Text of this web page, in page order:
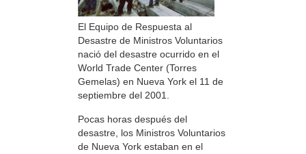
El Equipo de Respuesta al
Desastre de Ministros Voluntarios
nació del desastre ocurrido en el
World Trade Center (Torres
Gemelas) en Nueva York el 11 de
septiembre del 2001.
Pocas horas después del
desastre, los Ministros Voluntarios
de Nueva York estaban en el